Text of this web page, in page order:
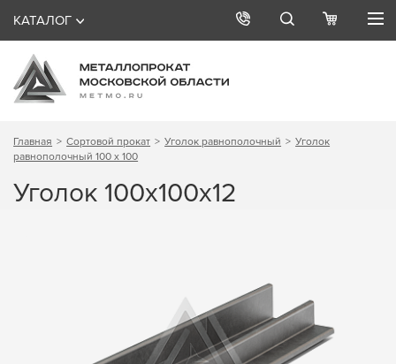
КАТАЛОГ
Главная Сортовой прокат Уголок равнополочный
Уголок
равнополочный 100 х 100
Уголок 100х100х12